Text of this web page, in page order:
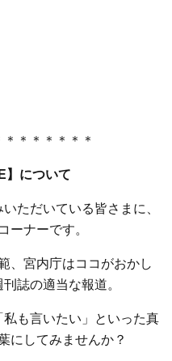
＊＊＊＊＊＊
】について
ただいている皆さまに、
ーナーです。
、宮内庁はココがおかし
誌の適当な報道。
私も言いたい」といった真
にしてみませんか？